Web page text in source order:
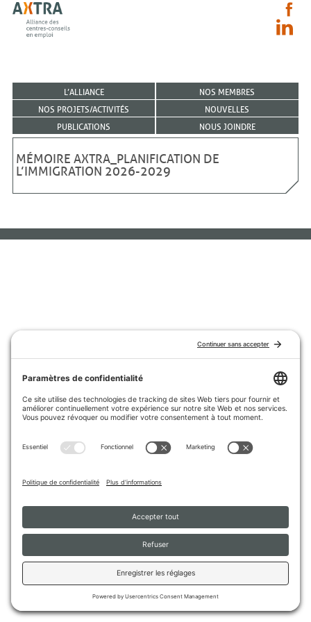
L’ALLIANCE
NOS MEMBRES
NOS PROJETS/ACTIVITÉS
NOUVELLES
PUBLICATIONS
NOUS JOINDRE
MÉMOIRE AXTRA_PLANIFICATION DE
L’IMMIGRATION 2026-2029